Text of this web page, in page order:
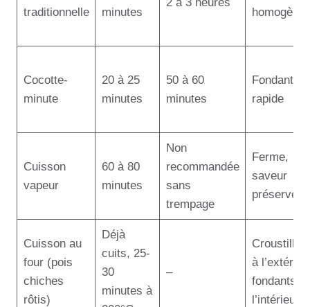
traditionnelle
minutes
homogène
Cocotte-
minute
20 à 25
minutes
50 à 60
minutes
Fondante,
rapide
Cuisson
vapeur
60 à 80
minutes
Non
recommandée
sans
trempage
Ferme,
saveur
préservée
Cuisson au
four (pois
chiches
rôtis)
Déjà
cuits, 25-
30
minutes à
–
à
fondants à
l’intérieur